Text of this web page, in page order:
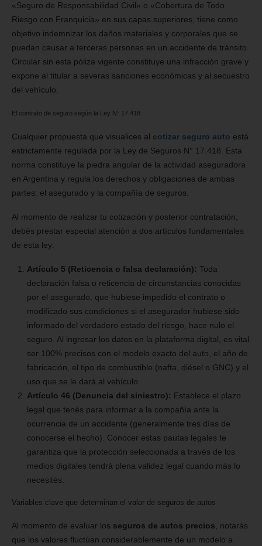
«Seguro de Responsabilidad Civil» o «Cobertura de Todo
Riesgo con Franquicia» en sus capas superiores, tiene como
objetivo indemnizar los daños materiales y corporales que se
puedan causar a terceras personas en un accidente de tránsito.
Circular sin esta póliza vigente constituye una infracción grave y
expone al titular a severas sanciones económicas y al secuestro
del vehículo.
El contrato de seguro según la Ley N° 17.418
Cualquier propuesta que visualices al cotizar seguro auto está
estrictamente regulada por la Ley de Seguros N° 17.418. Esta
norma constituye la piedra angular de la actividad aseguradora
en Argentina y regula los derechos y obligaciones de ambas
partes: el asegurado y la compañía de seguros.
Al momento de realizar tu cotización y posterior contratación,
debés prestar especial atención a dos artículos fundamentales
de esta ley:
Artículo 5 (Reticencia o falsa declaración): Toda
declaración falsa o reticencia de circunstancias conocidas
por el asegurado, que hubiese impedido el contrato o
modificado sus condiciones si el asegurador hubiese sido
informado del verdadero estado del riesgo, hace nulo el
seguro. Al ingresar los datos en la plataforma digital, es vital
ser 100% precisos con el modelo exacto del auto, el año de
fabricación, el tipo de combustible (nafta, diésel o GNC) y el
uso que se le dará al vehículo.
Artículo 46 (Denuncia del siniestro): Establece el plazo
legal que tenés para informar a la compañía ante la
ocurrencia de un accidente (generalmente tres días de
conocerse el hecho). Conocer estas pautas legales te
garantiza que la protección seleccionada a través de los
medios digitales tendrá plena validez legal cuando más lo
necesités.
Variables clave que determinan el valor de seguros de autos
Al momento de evaluar los seguros de autos precios, notarás
que los valores fluctúan considerablemente de un modelo a